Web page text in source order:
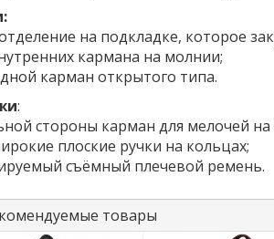
на подкладке, которое
кармана на молнии;
карман открытого типа.
:
стороны карман для мелочей
плоские ручки на кольцах;
съёмный плечевой ремень.
товары